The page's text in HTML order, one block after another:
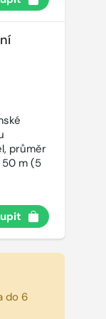
průměr
50 m (5
do 6